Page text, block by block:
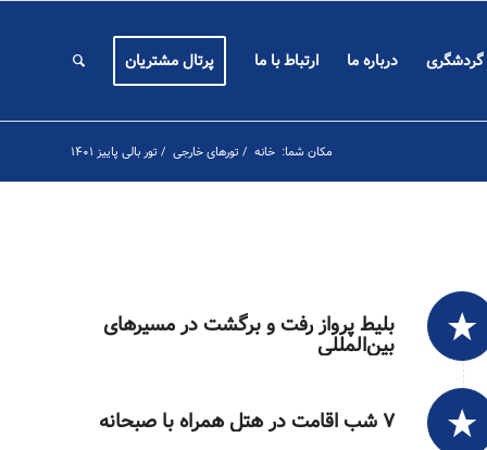
گردشگری درباره ما ارتباط با ما پرتال مشتریان
مکان شما: خانه / تورهای خارجی / تور بالی پاییز ۱۴۰۱
بلیط پرواز رفت و برگشت در مسیرهای
بین‌المللی
۷ شب اقامت در هتل همراه با صبحانه